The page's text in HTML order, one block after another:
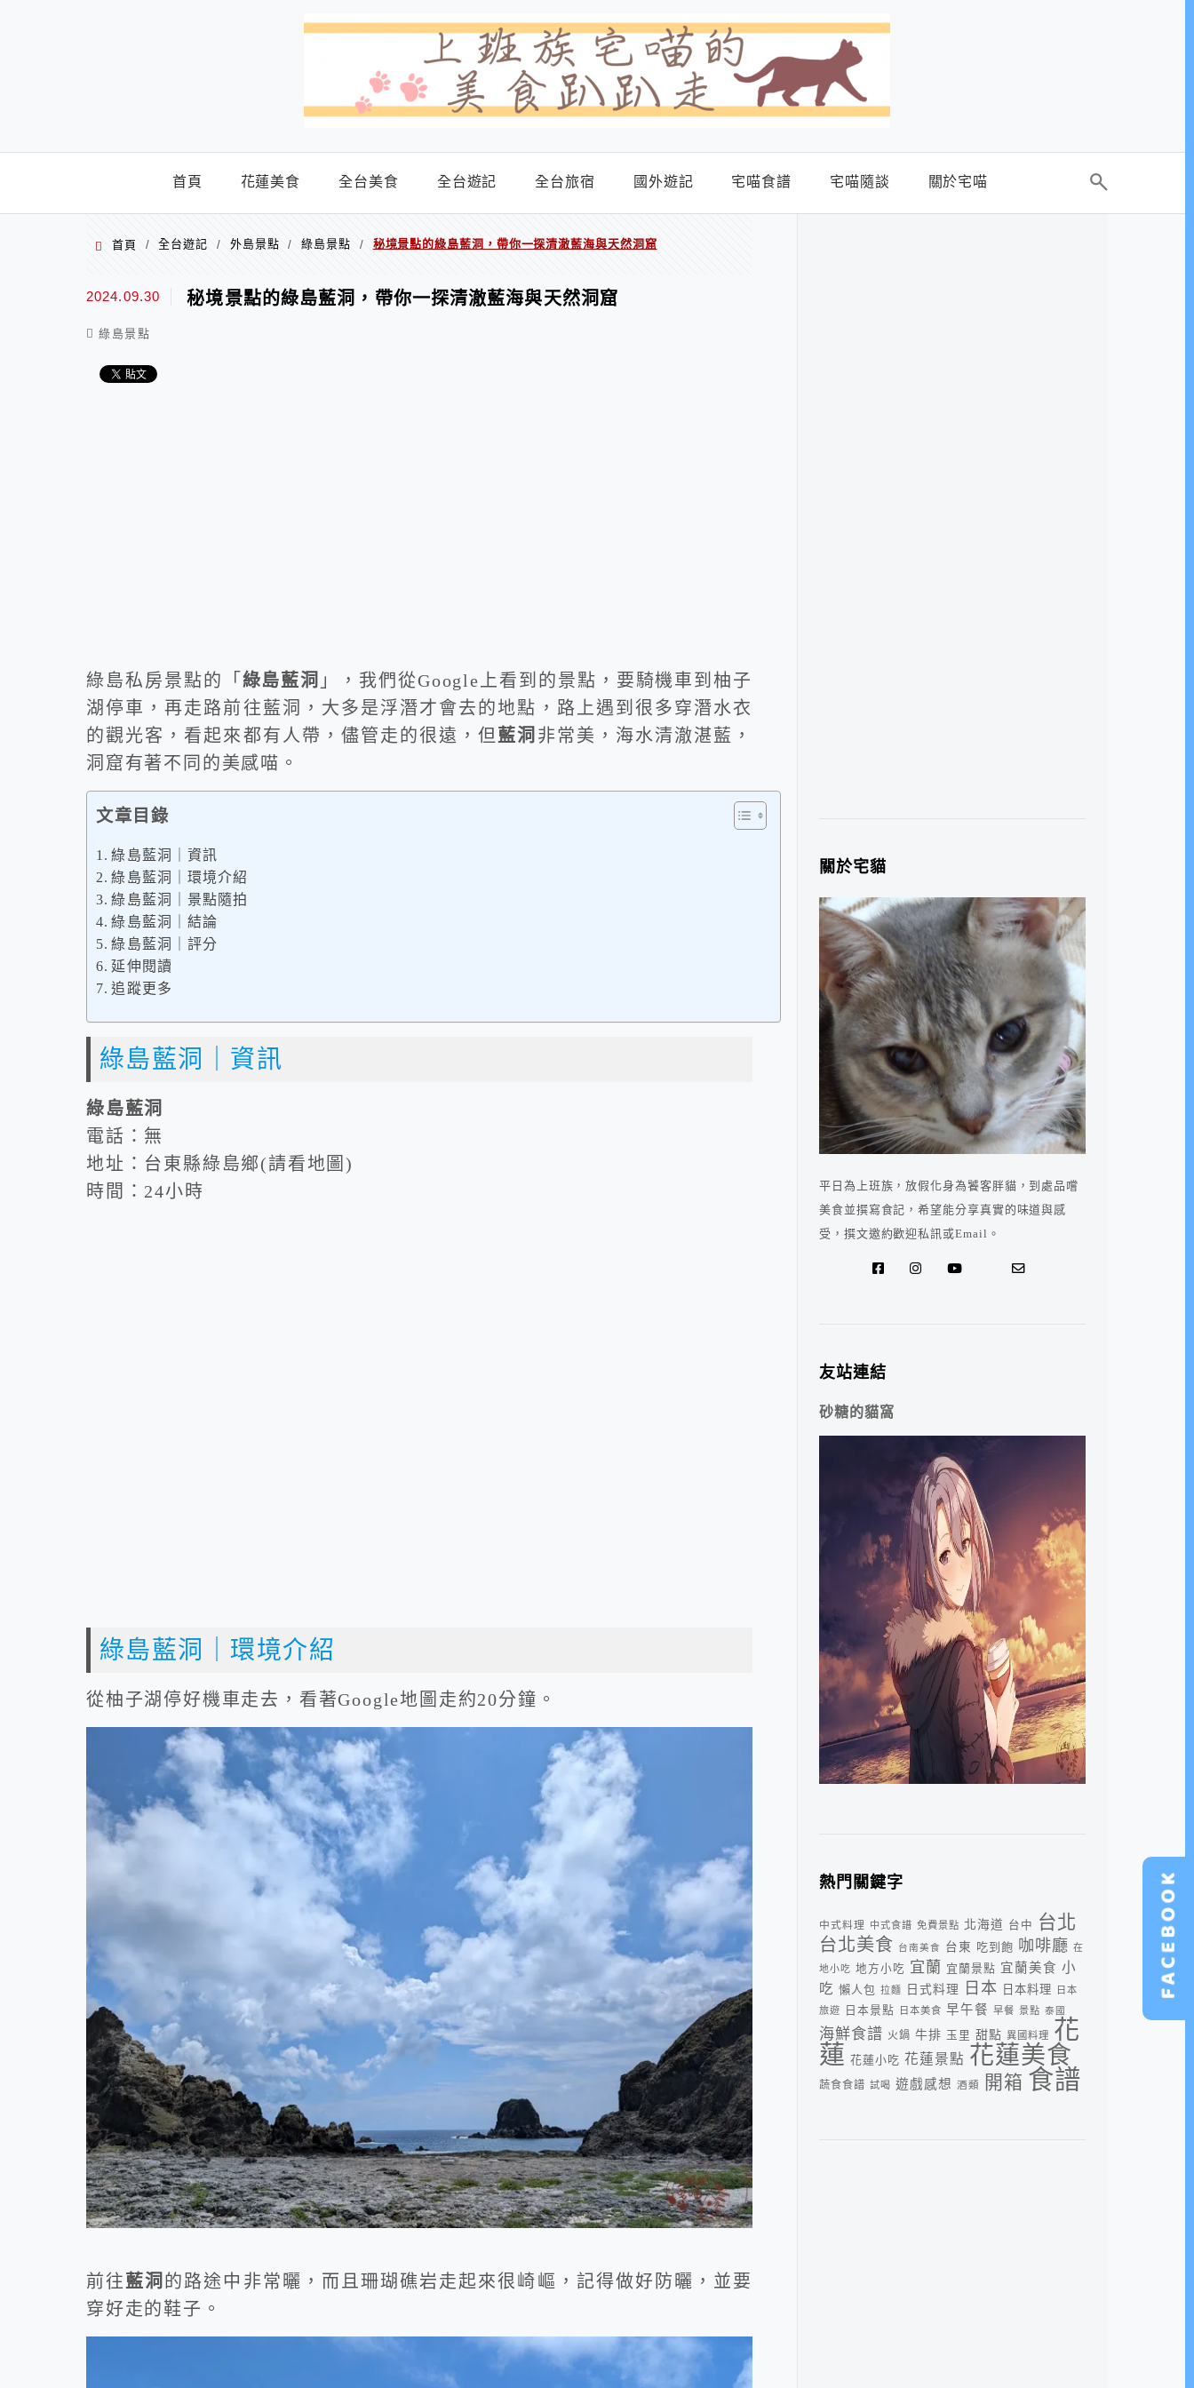
首頁 花蓮美食 全台美食 全台遊記 全台旅宿 國外遊記 宅喵食譜 宅喵隨談 關於宅喵
首頁 / 全台遊記 / 外島景點 / 綠島景點 / 秘境景點的綠島藍洞，帶你一探清澈藍海與天然洞窟
2024.09.30 秘境景點的綠島藍洞，帶你一探清澈藍海與天然洞窟
綠島景點
綠島私房景點的「 綠島藍洞 」，我們從Google上看到的景點，要騎機車到柚子
湖停車，再走路前往藍洞，大多是浮潛才會去的地點，路上遇到很多穿潛水衣
的觀光客，看起來都有人帶，儘管走的很遠，但 藍洞 非常美，海水清澈湛藍，
洞窟有著不同的美感喵。
文章目錄
綠島藍洞｜資訊
綠島藍洞｜環境介紹
綠島藍洞｜景點隨拍
綠島藍洞｜結論
綠島藍洞｜評分
延伸閱讀
追蹤更多
綠島藍洞｜資訊
綠島藍洞
電話：無
地址：台東縣綠島鄉(請看地圖)
時間：24小時
綠島藍洞｜環境介紹
從柚子湖停好機車走去，看著Google地圖走約20分鐘。
前往藍洞 的路途中非常曬，而且珊瑚礁岩走起來很崎嶇，記得做好防曬，並要
穿好走的鞋子。
關於宅貓
平日為上班族，放假化身為饕客胖貓，到處品嚐
美食並撰寫食記，希望能分享真實的味道與感
受，撰文邀約歡迎私訊或Email。
友站連結
砂糖的貓窩
熱門關鍵字
中式料理 中式食譜 免費景點 北海道 台中 台北
台北美食 台南美食 台東 吃到飽 咖啡廳 在
地小吃 地方小吃 宜蘭 宜蘭景點 宜蘭美食 小
吃 懶人包 拉麵 日式料理 日本 日本料理
日本
旅遊
日本景點 日本美食 早午餐 早餐 景點 泰國
海鮮食譜 火鍋 牛排 玉里 甜點 異國料理 花
蓮 花蓮小吃 花蓮景點 花蓮美食
蔬食食譜 試喝 遊戲感想 酒類 開箱 食譜